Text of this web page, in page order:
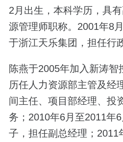
2月出生，本科学历，具
源管理师职称。2001年8
于浙江天乐集团，担任行
陈燕于2005年加入新涛智
历任人力资源部主管及经
间主任、项目部经理、投
务；2010年6月至2011年
子，担任副总经理；2011